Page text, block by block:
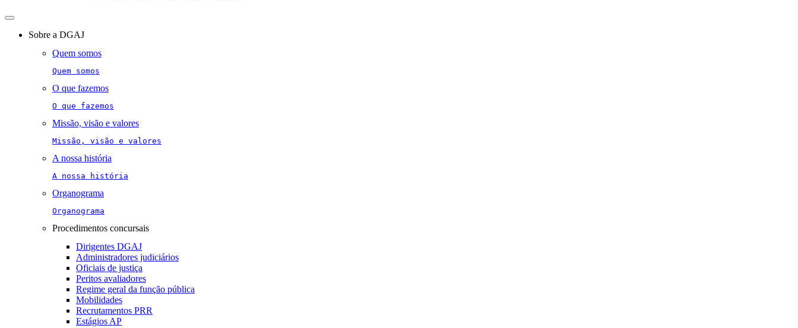
Toggle
navigationSobre a DGAJ
Quem somos
Quem somos
O que fazemos
O que fazemos
Missão, visão e valores
Missão, visão e valores
A nossa história
A nossa história
Organograma
Organograma
Procedimentos concursais
Dirigentes DGAJ
Administradores judiciários
Oficiais de justiça
Peritos avaliadores
Regime geral da função pública
Mobilidades
Recrutamentos PRR
Estágios AP